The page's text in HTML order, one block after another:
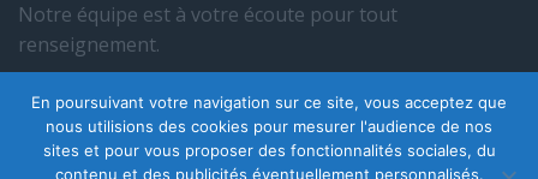
Notre équipe est à votre écoute pour tout
renseignement.
En poursuivant votre navigation sur ce site, vous acceptez que
nous utilisions des cookies pour mesurer l'audience de nos
sites et pour vous proposer des fonctionnalités sociales, du
contenu et des publicités éventuellement personnalisés.